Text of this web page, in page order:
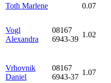
Toth Marlene
0.07
Vogl
Alexandra
08167
6943-39
1.02
Vrhovnik
Daniel
08167
6943-37
1.07